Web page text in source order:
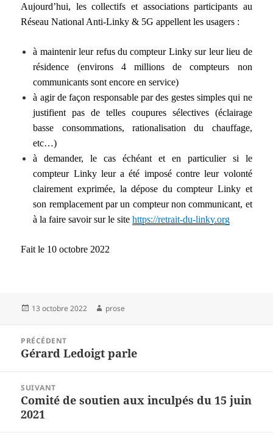
Aujourd’hui, les collectifs et associations participants au
Réseau National Anti-Linky & 5G appellent les usagers :
à maintenir leur refus du compteur Linky sur leur lieu de
résidence (environs 4 millions de compteurs non
communicants sont encore en service)
à agir de façon responsable par des gestes simples qui ne
justifient pas de telles coupures sélectives (éclairage
basse consommations, rationalisation du chauffage,
etc…)
à demander, le cas échéant et en particulier si le
compteur Linky leur a été imposé contre leur volonté
clairement exprimée, la dépose du compteur Linky et
son remplacement par un compteur non communicant, et
à la faire savoir sur le site https://retrait-du-linky.org
Fait le 10 octobre 2022
Publié
13 octobre 2022 Auteur
prose
l’article
PRÉCÉDENT
Article
Gérard Ledoigt parle
SUIVANT
Article
suivant :
Comité de soutien aux inculpés du 15 juin
2021